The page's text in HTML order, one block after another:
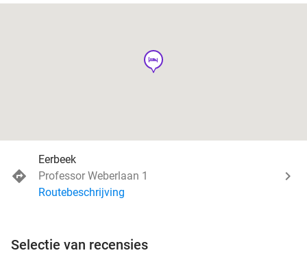
hotel
Eerbeek
Professor Weberlaan 1
Routebeschrijving
Selectie van recensies